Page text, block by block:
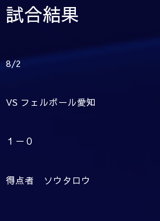
試合結果
8/2
VS フェルボール愛知
１－０
得点者 ソウタロウ